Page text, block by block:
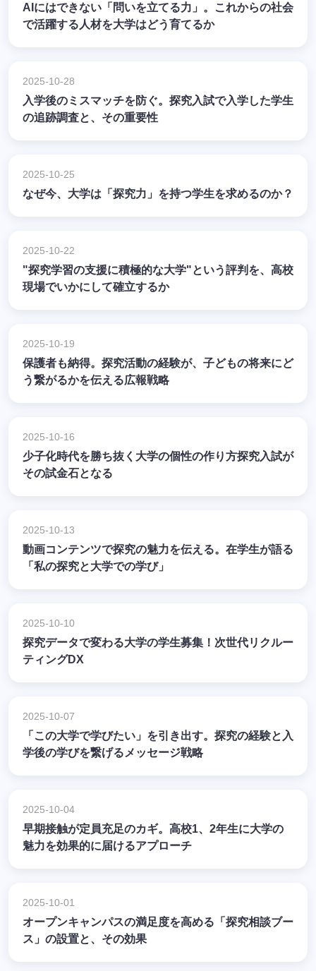
AIにはできない「問いを立てる力」。これからの社会
で活躍する人材を大学はどう育てるか
2025-10-28
入学後のミスマッチを防ぐ。探究入試で入学した学生
の追跡調査と、その重要性
2025-10-25
なぜ今、大学は「探究力」を持つ学生を求めるのか？
2025-10-22
"探究学習の支援に積極的な大学"という評判を、高校
現場でいかにして確立するか
2025-10-19
保護者も納得。探究活動の経験が、子どもの将来にど
う繋がるかを伝える広報戦略
2025-10-16
少子化時代を勝ち抜く大学の個性の作り方探究入試が
その試金石となる
2025-10-13
動画コンテンツで探究の魅力を伝える。在学生が語る
「私の探究と大学での学び」
2025-10-10
探究データで変わる大学の学生募集！次世代リクルー
ティングDX
2025-10-07
「この大学で学びたい」を引き出す。探究の経験と入
学後の学びを繋げるメッセージ戦略
2025-10-04
早期接触が定員充足のカギ。高校1、2年生に大学の
魅力を効果的に届けるアプローチ
2025-10-01
オープンキャンパスの満足度を高める「探究相談ブー
ス」の設置と、その効果